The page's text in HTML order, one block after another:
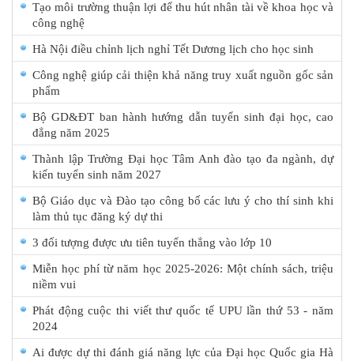
Tạo môi trường thuận lợi để thu hút nhân tài về khoa học và
công nghệ
Hà Nội điều chỉnh lịch nghỉ Tết Dương lịch cho học sinh
Công nghệ giúp cải thiện khả năng truy xuất nguồn gốc sản
phẩm
Bộ GD&ĐT ban hành hướng dẫn tuyển sinh đại học, cao
đẳng năm 2025
Thành lập Trường Đại học Tâm Anh đào tạo đa ngành, dự
kiến tuyển sinh năm 2027
Bộ Giáo dục và Đào tạo công bố các lưu ý cho thí sinh khi
làm thủ tục đăng ký dự thi
3 đối tượng được ưu tiên tuyển thẳng vào lớp 10
Miễn học phí từ năm học 2025-2026: Một chính sách, triệu
niềm vui
Phát động cuộc thi viết thư quốc tế UPU lần thứ 53 - năm
2024
Ai được dự thi đánh giá năng lực của Đại học Quốc gia Hà